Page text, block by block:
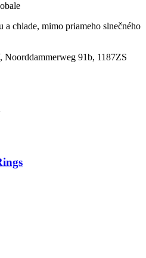
a chlade, mimo priameho slnečného
91b, 1187ZS